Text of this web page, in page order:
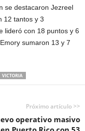
se destacaron Jezreel
12 tantos y 3
lideró con 18 puntos y 6
sumaron 13 y 7
VICTORIA
Próximo artículo >>
operativo masivo